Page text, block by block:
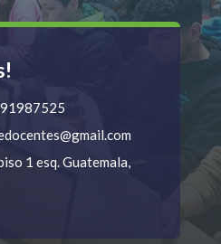
1 esq. Guatemala,